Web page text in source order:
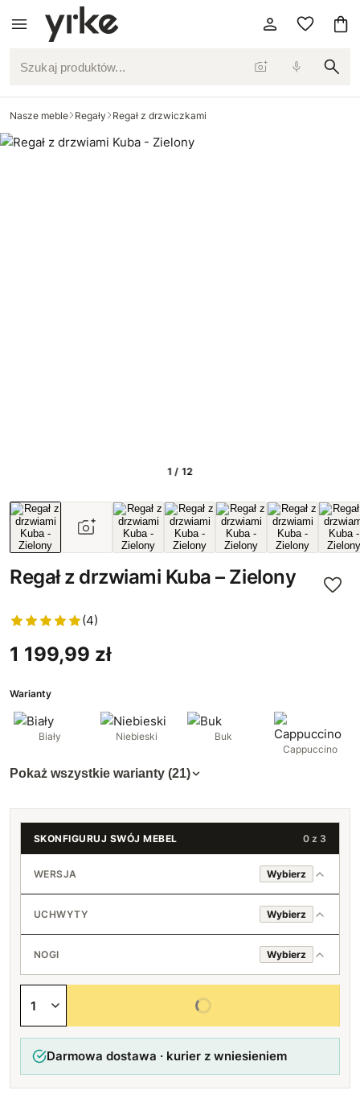
Szukaj produktów...
Nasze meble Regały Regał z drzwiczkami
1 / 12
Regał z drzwiami Kuba – Zielony
(4)
1 199,99 zł
Warianty
Biały Niebieski
Buk
Cappuccino
Pokaż wszystkie warianty (21)
SKONFIGURUJ SWÓJ MEBEL 0 z 3
WERSJA Wybierz
Prawa
Lewa
UCHWYTY Wybierz
Standard (srebrny)
Bez uchwytów
NOGI Wybierz
Wybierz wszystkie opcje
Darmowa dostawa · kurier z wniesieniem